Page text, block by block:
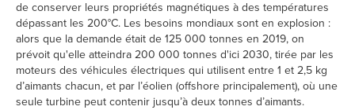
de conserver leurs propriétés magnétiques à des températures
dépassant les 200°C. Les besoins mondiaux sont en explosion :
alors que la demande était de 125 000 tonnes en 2019, on
prévoit qu'elle atteindra 200 000 tonnes d'ici 2030, tirée par les
moteurs des véhicules électriques qui utilisent entre 1 et 2,5 kg
d’aimants chacun, et par l’éolien (offshore principalement), où une
seule turbine peut contenir jusqu’à deux tonnes d’aimants.